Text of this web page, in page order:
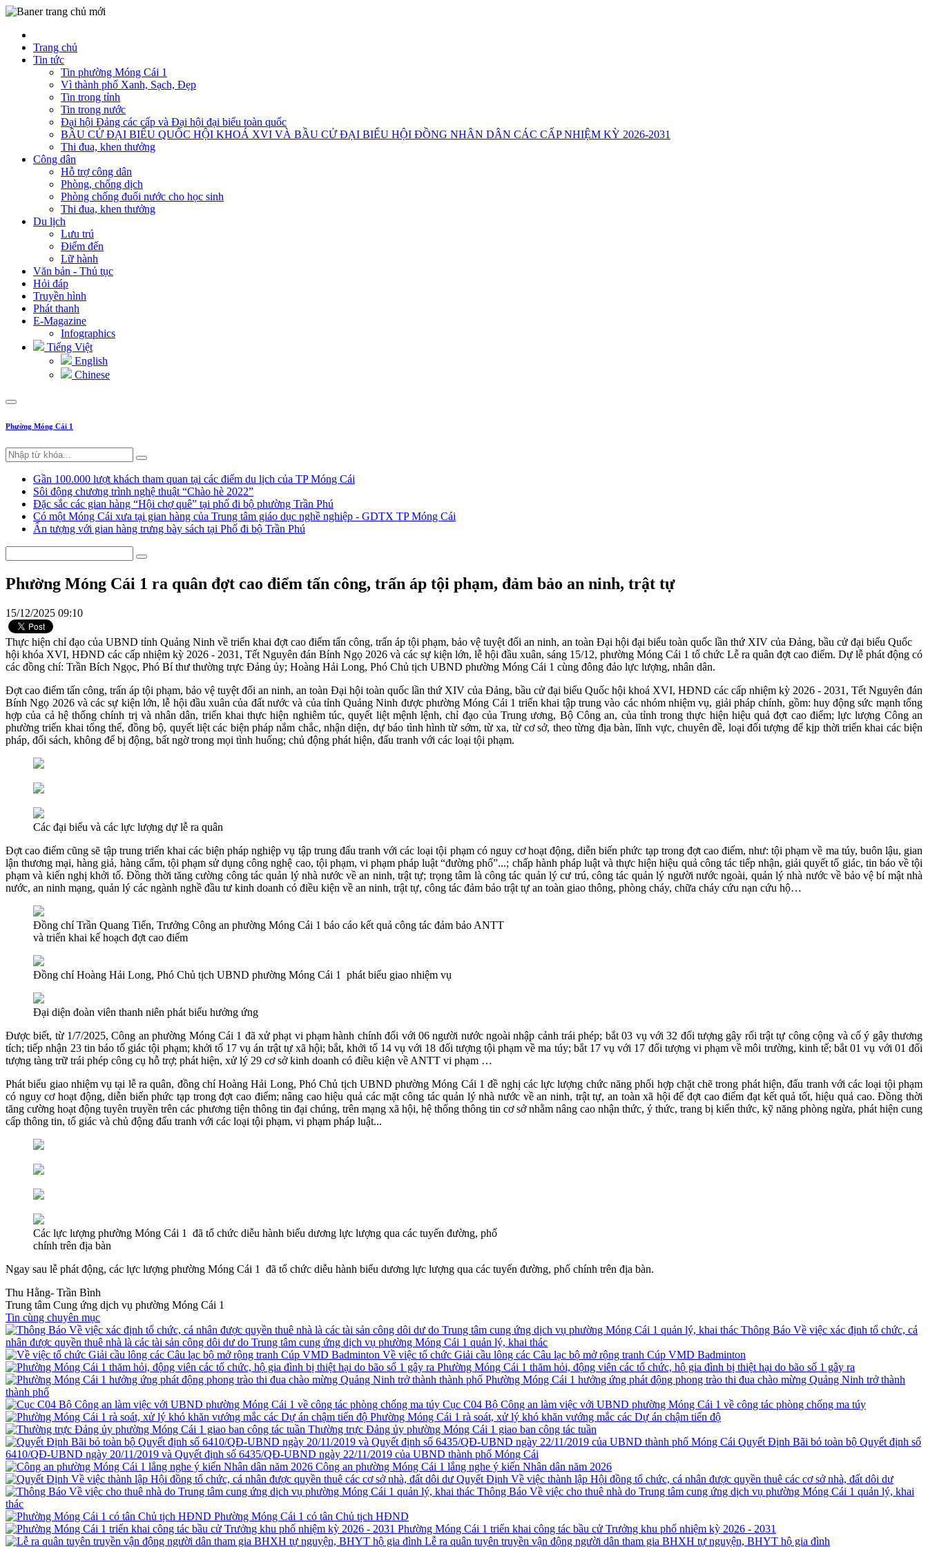
Trang chủ
Tin tức
Tin phường Móng Cái 1
Vì thành phố Xanh, Sạch, Đẹp
Tin trong tỉnh
Tin trong nước
Đại hội Đảng các cấp và Đại hội đại biểu toàn quốc
BẦU CỬ ĐẠI BIỂU QUỐC HỘI KHOÁ XVI VÀ BẦU CỬ ĐẠI BIỂU HỘI ĐỒNG NHÂN DÂN CÁC CẤP NHIỆM KỲ 2026-2031
Thi đua, khen thưởng
Công dân
Hỗ trợ công dân
Phòng, chống dịch
Phòng chống đuối nước cho học sinh
Thi đua, khen thưởng
Du lịch
Lưu trú
Điểm đến
Lữ hành
Văn bản - Thủ tục
Hỏi đáp
Truyền hình
Phát thanh
E-Magazine
Infographics
Tiếng Việt
English
Chinese
Phường Móng Cái 1
Gần 100.000 lượt khách tham quan tại các điểm du lịch của TP Móng Cái
Sôi động chương trình nghệ thuật “Chào hè 2022”
Đặc sắc các gian hàng “Hội chợ quê” tại phố đi bộ phường Trần Phú
Có một Móng Cái xưa tại gian hàng của Trung tâm giáo dục nghề nghiệp - GDTX TP Móng Cái
Ấn tượng với gian hàng trưng bày sách tại Phố đi bộ Trần Phú
Phường Móng Cái 1 ra quân đợt cao điểm tấn công, trấn áp tội phạm, đảm bảo an ninh, trật tự
15/12/2025 09:10
Thực hiện chỉ đạo của UBND tỉnh Quảng Ninh về triển khai đợt cao điểm tấn công, trấn áp tội phạm, bảo vệ tuyệt đối an ninh, an toàn Đại hội đại biểu toàn quốc lần thứ XIV của Đảng, bầu cử đại biểu Quốc
hội khóa XVI, HĐND các cấp nhiệm kỳ 2026 - 2031, Tết Nguyên đán Bính Ngọ 2026 và các sự kiện lớn, lễ hội đầu xuân, sáng 15/12, phường Móng Cái 1 tổ chức Lễ ra quân đợt cao điểm. Dự lễ phát động có
các đồng chí: Trần Bích Ngọc, Phó Bí thư thường trực Đảng ủy; Hoàng Hải Long, Phó Chủ tịch UBND phường Móng Cái 1 cùng đông đảo lực lượng, nhân dân.
Đợt cao điểm tấn công, trấn áp tội phạm, bảo vệ tuyệt đối an ninh, an toàn Đại hội toàn quốc lần thứ XIV của Đảng, bầu cử đại biểu Quốc hội khoá XVI, HĐND các cấp nhiệm kỳ 2026 - 2031, Tết Nguyên đán
Bính Ngọ 2026 và các sự kiện lớn, lễ hội đầu xuân của đất nước và của tỉnh Quảng Ninh được phường Móng Cái 1 triển khai tập trung vào các nhóm nhiệm vụ, giải pháp chính, gồm: huy động sức mạnh tổng
hợp của cả hệ thống chính trị và nhân dân, triển khai thực hiện nghiêm túc, quyết liệt mệnh lệnh, chỉ đạo của Trung ương, Bộ Công an, của tỉnh trong thực hiện hiệu quả đợt cao điểm; lực lượng Công an
phường triển khai tổng thể, đồng bộ, quyết liệt các biện pháp nắm chắc, nhận diện, dự báo tình hình từ sớm, từ xa, từ cơ sở, theo từng địa bàn, lĩnh vực, chuyên đề, loại đối tượng để kịp thời triển khai các biện
pháp, đối sách, không để bị động, bất ngờ trong mọi tình huống; chủ động phát hiện, đấu tranh với các loại tội phạm.
Các đại biểu và các lực lượng dự lễ ra quân
Đợt cao điểm cũng sẽ tập trung triển khai các biện pháp nghiệp vụ tập trung đấu tranh với các loại tội phạm có nguy cơ hoạt động, diễn biến phức tạp trong đợt cao điểm, như: tội phạm về ma túy, buôn lậu, gian
lận thương mại, hàng giả, hàng cấm, tội phạm sử dụng công nghệ cao, tội phạm, vi phạm pháp luật “đường phố”...; chấp hành pháp luật và thực hiện hiệu quả công tác tiếp nhận, giải quyết tố giác, tin báo về tội
phạm và kiến nghị khởi tố. Đồng thời tăng cường công tác quản lý nhà nước về an ninh, trật tự; trọng tâm là công tác quản lý cư trú, công tác quản lý người nước ngoài, quản lý nhà nước về bảo vệ bí mật nhà
nước, an ninh mạng, quản lý các ngành nghề đầu tư kinh doanh có điều kiện về an ninh, trật tự, công tác đảm bảo trật tự an toàn giao thông, phòng cháy, chữa cháy cứu nạn cứu hộ…
Đồng chí Trần Quang Tiến, Trưởng Công an phường Móng Cái 1 báo cáo kết quả công tác đảm bảo ANTT
và triển khai kế hoạch đợt cao điểm
Đồng chí Hoàng Hải Long, Phó Chủ tịch UBND phường Móng Cái 1 phát biểu giao nhiệm vụ
Đại diện đoàn viên thanh niên phát biểu hưởng ứng
Được biết, từ 1/7/2025, Công an phường Móng Cái 1 đã xử phạt vi phạm hành chính đối với 06 người nước ngoài nhập cảnh trái phép; bắt 03 vụ với 32 đối tượng gây rối trật tự công cộng và cố ý gây thương
tích; tiếp nhận 23 tin báo tố giác tội phạm; khởi tố 17 vụ án trật tự xã hội; bắt, khởi tố 14 vụ với 18 đối tượng tội phạm về ma túy; bắt 17 vụ với 17 đối tượng vi phạm về môi trường, kinh tế; bắt 01 vụ với 01 đối
tượng tàng trữ trái phép công cụ hỗ trợ; phát hiện, xử lý 29 cơ sở kinh doanh có điều kiện về ANTT vi phạm …
Phát biểu giao nhiệm vụ tại lễ ra quân, đồng chí Hoàng Hải Long, Phó Chủ tịch UBND phường Móng Cái 1 đề nghị các lực lượng chức năng phối hợp chặt chẽ trong phát hiện, đấu tranh với các loại tội phạm
có nguy cơ hoạt động, diễn biến phức tạp trong đợt cao điểm; nâng cao hiệu quả các mặt công tác quản lý nhà nước về an ninh, trật tự, an toàn xã hội để đợt cao điểm đạt kết quả tốt, hiệu quả cao. Đồng thời
tăng cường hoạt động tuyên truyền trên các phương tiện thông tin đại chúng, trên mạng xã hội, hệ thống thông tin cơ sở nhằm nâng cao nhận thức, ý thức, trang bị kiến thức, kỹ năng phòng ngừa, phát hiện cung
cấp thông tin, tố giác và chủ động đấu tranh với các loại tội phạm, vi phạm pháp luật...
Các lực lượng phường Móng Cái 1 đã tổ chức diễu hành biểu dương lực lượng qua các tuyến đường, phố
chính trên địa bàn
Ngay sau lễ phát động, các lực lượng phường Móng Cái 1 đã tổ chức diễu hành biểu dương lực lượng qua các tuyến đường, phố chính trên địa bàn.
Thu Hằng- Trần Bình
Trung tâm Cung ứng dịch vụ phường Móng Cái 1
Tin cùng chuyên mục
Thông Báo Về việc xác định tổ chức, cá
nhân được quyền thuê nhà là các tài sản công dôi dư do Trung tâm cung ứng dịch vụ phường Móng Cái 1 quản lý, khai thác
Về việc tổ chức Giải cầu lông các Câu lạc bộ mở rộng tranh Cúp VMD Badminton
Phường Móng Cái 1 thăm hỏi, động viên các tổ chức, hộ gia đình bị thiệt hại do bão số 1 gây ra
Phường Móng Cái 1 hưởng ứng phát động phong trào thi đua chào mừng Quảng Ninh trở thành
thành phố
Cục C04 Bộ Công an làm việc với UBND phường Móng Cái 1 về công tác phòng chống ma túy
Phường Móng Cái 1 rà soát, xử lý khó khăn vướng mắc các Dự án chậm tiến độ
Thường trực Đảng ủy phường Móng Cái 1 giao ban công tác tuần
Quyết Định Bãi bỏ toàn bộ Quyết định số
6410/QĐ-UBND ngày 20/11/2019 và Quyết định số 6435/QĐ-UBND ngày 22/11/2019 của UBND thành phố Móng Cái
Công an phường Móng Cái 1 lắng nghe ý kiến Nhân dân năm 2026
Quyết Định Về việc thành lập Hội đồng tổ chức, cá nhân được quyền thuê các cơ sở nhà, đất dôi dư
Thông Báo Về việc cho thuê nhà do Trung tâm cung ứng dịch vụ phường Móng Cái 1 quản lý, khai
thác
Phường Móng Cái 1 có tân Chủ tịch HĐND
Phường Móng Cái 1 triển khai công tác bầu cử Trưởng khu phố nhiệm kỳ 2026 - 2031
Lễ ra quân tuyên truyền vận động người dân tham gia BHXH tự nguyện, BHYT hộ gia đình